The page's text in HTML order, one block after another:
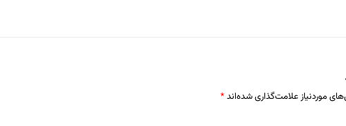
موردنیاز علامت‌گذاری شده‌اند*